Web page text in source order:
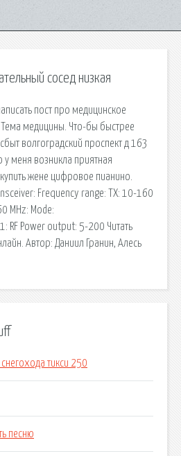
сосед низкая
пост про медицинское
медицины. Что-бы быстрее
волгоградский проспект д 163
меня возникла приятная
жене цифровое пианино.
Frequency range: TX: 10-160
MHz: Mode:
RF Power output: 5-200 Читать
Автор: Даниил Гранин, Алесь
тикси 250
песню